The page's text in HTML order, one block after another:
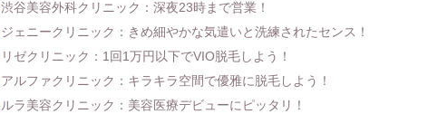
渋谷美容外科クリニック：深夜23時まで営業！
ジェニークリニック：きめ細やかな気遣いと洗練されたセンス！
リゼクリニック：1回1万円以下でVIO脱毛しよう！
アルファクリニック：キラキラ空間で優雅に脱毛しよう！
ルラ美容クリニック：美容医療デビューにピッタリ！